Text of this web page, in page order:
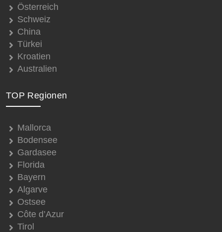
Österreich
Schweiz
China
Türkei
Kroatien
Australien
TOP Regionen
Mallorca
Bodensee
Gardasee
Florida
Bayern
Algarve
Ostsee
Côte d’Azur
Tirol